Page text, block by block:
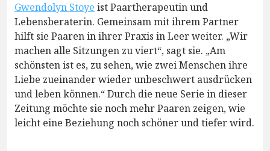
Gwendolyn Stoye ist Paartherapeutin und
Lebensberaterin. Gemeinsam mit ihrem Partner
hilft sie Paaren in ihrer Praxis in Leer weiter. „Wir
machen alle Sitzungen zu viert“, sagt sie. „Am
schönsten ist es, zu sehen, wie zwei Menschen ihre
Liebe zueinander wieder unbeschwert ausdrücken
und leben können.“ Durch die neue Serie in dieser
Zeitung möchte sie noch mehr Paaren zeigen, wie
leicht eine Beziehung noch schöner und tiefer wird.